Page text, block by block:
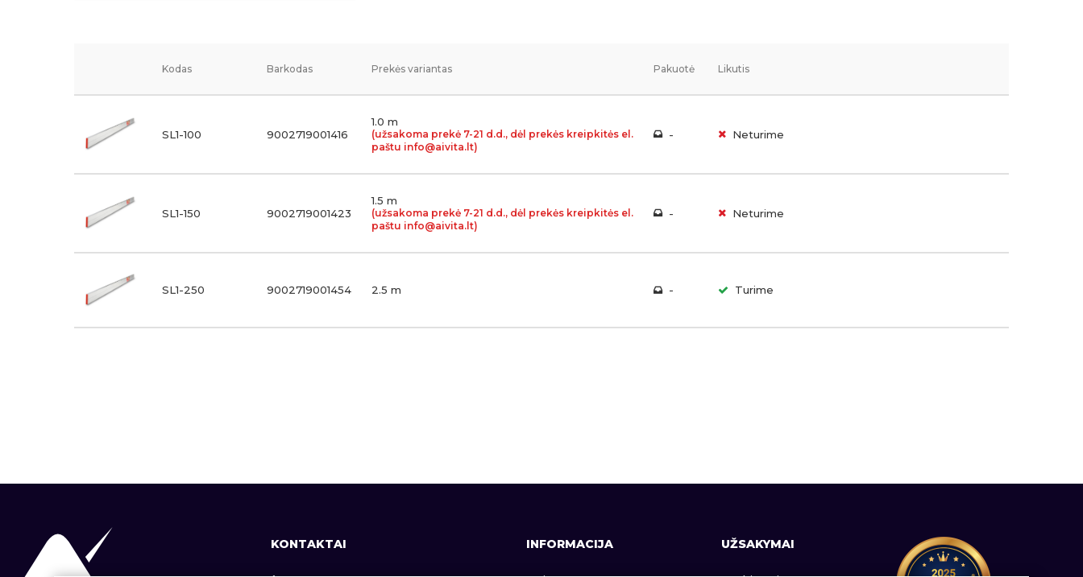
Kodas Barkodas Prekės variantas Pakuotė Likutis
SL1-100 9002719001416
1.0 m
(užsakoma prekė 7-21 d.d., dėl prekės kreipkitės el.
paštu info@aivita.lt)
- Neturime
SL1-150 9002719001423
1.5 m
(užsakoma prekė 7-21 d.d., dėl prekės kreipkitės el.
paštu info@aivita.lt)
- Neturime
SL1-250 9002719001454 2.5 m - Turime
KONTAKTAI INFORMACIJA UŽSAKYMAI